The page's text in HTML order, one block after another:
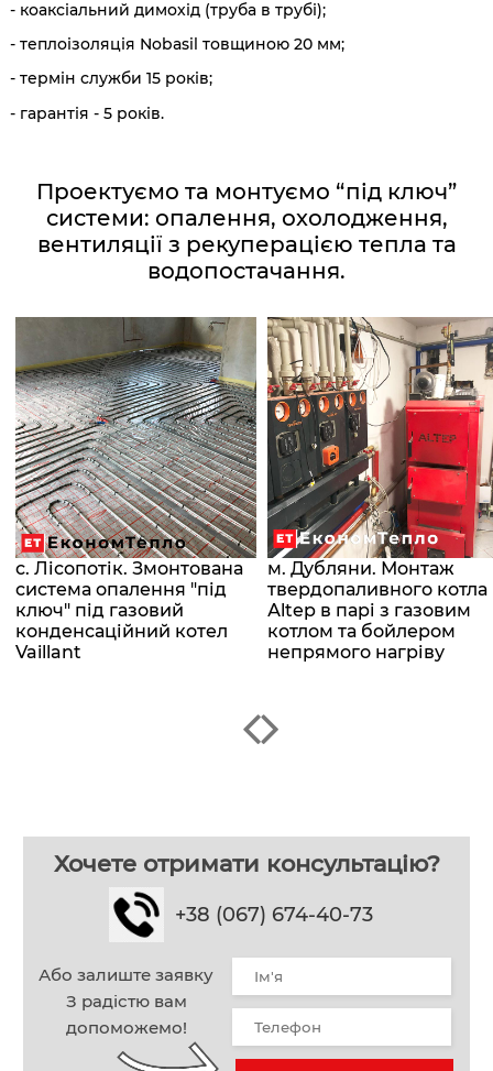
- коаксіальний димохід (труба в трубі);
- теплоізоляція Nobasil товщиною 20 мм;
- термін служби 15 років;
- гарантія - 5 років.
Проектуємо та монтуємо “під ключ”
системи: опалення, охолодження,
вентиляції з рекуперацією тепла та
водопостачання.
с. Лісопотік. Змонтована
система опалення "під
ключ" під газовий
конденсаційний котел
Vaillant
м. Дубляни. Монтаж
твердопаливного котла
Аltep в парі з газовим
котлом та бойлером
непрямого нагріву
Хочете отримати консультацію?
+38 (067) 674-40-73
Або залиште заявку
З радістю вам
допоможемо!